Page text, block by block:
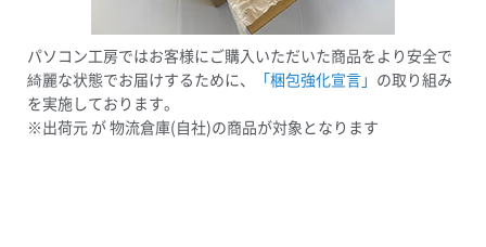
パソコン工房ではお客様にご購入いただいた商品をより安全で
綺麗な状態でお届けするために、
「梱包強化宣言」 の取り組み
を実施しております。
※出荷元 が 物流倉庫(自社)の商品が対象となります